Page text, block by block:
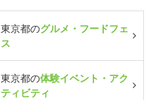
東京都のグルメ・フードフェ
ス
東京都の体験イベント・アク
ティビティ